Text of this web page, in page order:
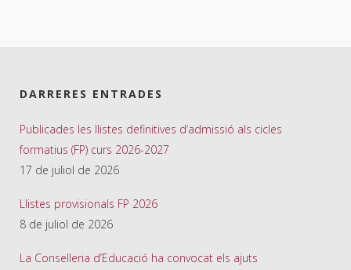
DARRERES ENTRADES
Publicades les llistes definitives d’admissió als cicles
formatius (FP) curs 2026-2027
17 de juliol de 2026
Llistes provisionals FP 2026
8 de juliol de 2026
La Conselleria d’Educació ha convocat els ajuts